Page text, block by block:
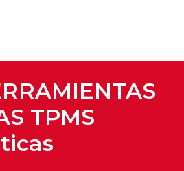
TPMS